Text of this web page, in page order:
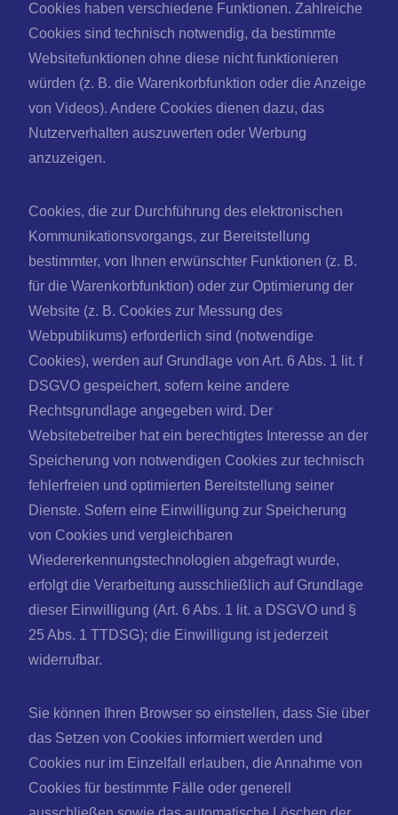
Cookies haben verschiedene Funktionen. Zahlreiche
Cookies sind technisch notwendig, da bestimmte
Websitefunktionen ohne diese nicht funktionieren
würden (z. B. die Warenkorbfunktion oder die Anzeige
von Videos). Andere Cookies dienen dazu, das
Nutzerverhalten auszuwerten oder Werbung
anzuzeigen.
Cookies, die zur Durchführung des elektronischen
Kommunikationsvorgangs, zur Bereitstellung
bestimmter, von Ihnen erwünschter Funktionen (z. B.
für die Warenkorbfunktion) oder zur Optimierung der
Website (z. B. Cookies zur Messung des
Webpublikums) erforderlich sind (notwendige
Cookies), werden auf Grundlage von Art. 6 Abs. 1 lit. f
DSGVO gespeichert, sofern keine andere
Rechtsgrundlage angegeben wird. Der
Websitebetreiber hat ein berechtigtes Interesse an der
Speicherung von notwendigen Cookies zur technisch
fehlerfreien und optimierten Bereitstellung seiner
Dienste. Sofern eine Einwilligung zur Speicherung
von Cookies und vergleichbaren
Wiedererkennungstechnologien abgefragt wurde,
erfolgt die Verarbeitung ausschließlich auf Grundlage
dieser Einwilligung (Art. 6 Abs. 1 lit. a DSGVO und §
25 Abs. 1 TTDSG); die Einwilligung ist jederzeit
widerrufbar.
Sie können Ihren Browser so einstellen, dass Sie über
das Setzen von Cookies informiert werden und
Cookies nur im Einzelfall erlauben, die Annahme von
Cookies für bestimmte Fälle oder generell